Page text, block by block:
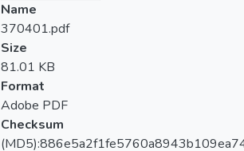
Name
370401.pdf
Size
81.01 KB
Format
Adobe PDF
Checksum